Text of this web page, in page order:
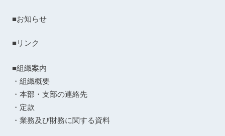
■お知らせ
■リンク
■組織案内
・組織概要
・本部・支部の連絡先
・定款
・業務及び財務に関する資料